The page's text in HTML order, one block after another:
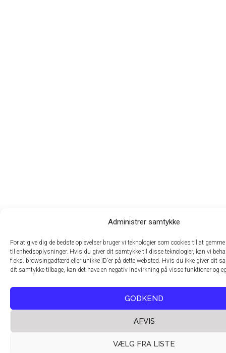
Administrer samtykke
For at give dig de bedste oplevelser bruger vi teknologier som cookies til at
til enhedsoplysninger. Hvis du giver dit samtykke til disse teknologier, kan vi
f.eks. browsingadfærd eller unikke ID'er på dette websted. Hvis du ikke giver dit
dit samtykke tilbage, kan det have en negativ indvirkning på visse funktioner og
GODKEND
AFVIS
VÆLG FRA LISTE